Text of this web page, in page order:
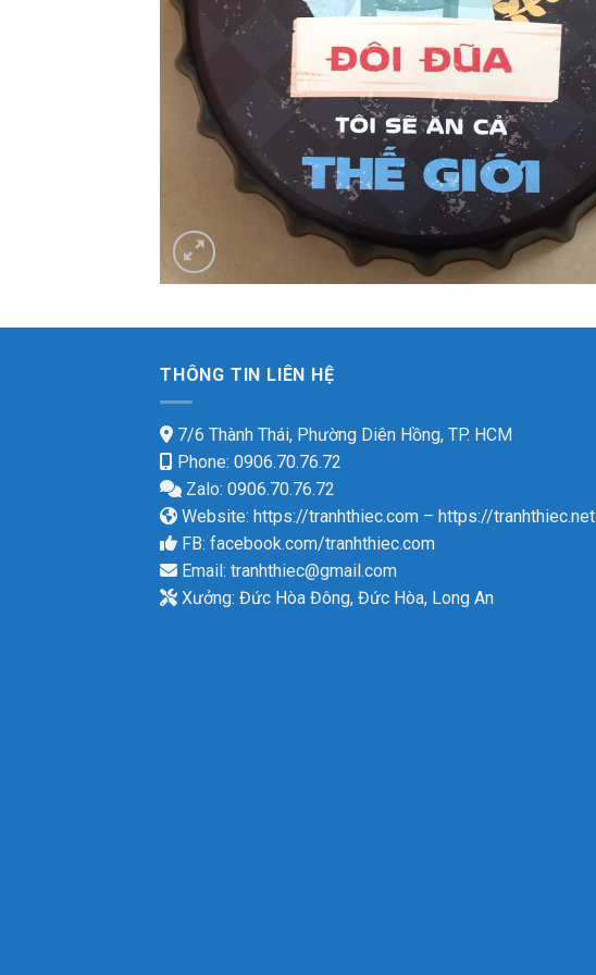
THÔNG TIN LIÊN HỆ
7/6 Thành Thái, Phường Diên Hồng, TP. HCM
Phone: 0906.70.76.72
Zalo: 0906.70.76.72
Website: https://tranhthiec.com – https://tranhthiec.net
FB: facebook.com/tranhthiec.com
Email: tranhthiec@gmail.com
Xưởng: Đức Hòa Đông, Đức Hòa, Long An